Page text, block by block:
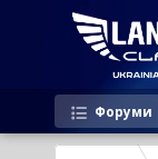
Форуми